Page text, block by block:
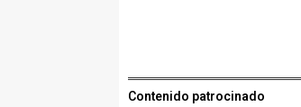
Contenido patrocinado